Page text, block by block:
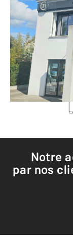
394 avenue 7ème Tirailleurs
Notre
par nos